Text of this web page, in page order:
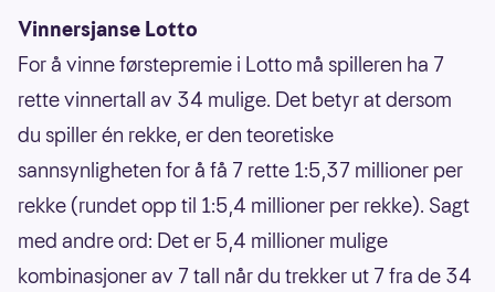
Vinnersjanse Lotto
For å vinne førstepremie i Lotto må spilleren ha 7
rette vinnertall av 34 mulige. Det betyr at dersom
du spiller én rekke, er den teoretiske
sannsynligheten for å få 7 rette 1:5,37 millioner per
rekke (rundet opp til 1:5,4 millioner per rekke). Sagt
med andre ord: Det er 5,4 millioner mulige
kombinasjoner av 7 tall når du trekker ut 7 fra de 34